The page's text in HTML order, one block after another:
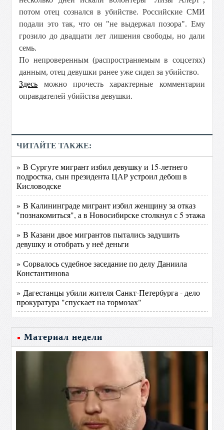
потом отец сознался в убийстве. Российские СМИ
подали это так, что он "не выдержал позора". Ему
грозило до двадцати лет лишения свободы, но дали
семь.
По непроверенным (распространяемым в соцсетях)
данным, отец девушки ранее уже сидел за убийство.
Здесь можно прочесть характерные комментарии
оправдателей убийства девушки.
ЧИТАЙТЕ ТАКЖЕ:
» В Сургуте мигрант избил девушку и 15-летнего
подростка, сын президента ЦАР устроил дебош в
Кисловодске
» В Калининграде мигрант избил женщину за отказ
"познакомиться", а в Новосибирске столкнул с 5 этажа
» В Казани двое мигрантов пытались задушить
девушку и отобрать у неё деньги
» Сорвалось судебное заседание по делу Даниила
Константинова
» Дагестанцы убили жителя Санкт-Петербурга - дело
прокуратура "спускает на тормозах"
Материал недели